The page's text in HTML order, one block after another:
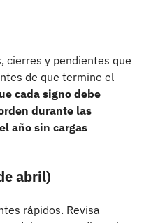
cierres y pendientes que
de que termine el
cada signo debe
durante las
año sin cargas
abril)
rápidos. Revisa